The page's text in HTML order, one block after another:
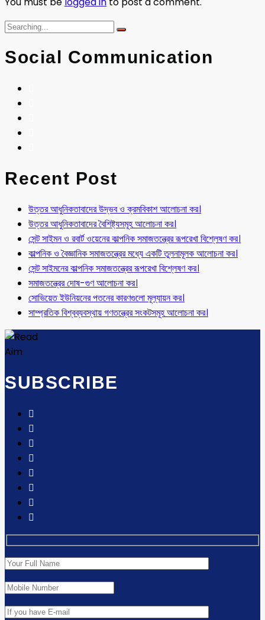
Social Communication
Recent Post
উত্তর আধুনিকতাবাদের উদ্ভব ও ক্রমবিকাশ আলোচনা কর।
উত্তর আধুনিকতাবাদের বৈশিষ্ট্যসমূহ আলোচনা কর।
সেন্ট সাইমন ও রবার্ট ওয়েনের কাল্পনিক সমাজতন্ত্রের রূপরেখা বিশ্লেষণ কর।
কাল্পনিক ও বৈজ্ঞানিক সমাজতন্ত্রের মধ্যে একটি তুলনামূলক আলোচনা কর।
সেন্ট সাইমনের কাল্পনিক সমাজতন্ত্রের রূপরেখা বিশ্লেষণ কর।
সমাজতন্ত্রের দোষ-গুণ আলোচনা কর।
সোভিয়েত ইউনিয়নের পতনের কারণগুলো মূল্যায়ন কর।
সাম্প্রতিক বিশ্বব্যবস্থায় গণতন্ত্রের সংকটসমূহ আলোচনা কর।
SUBSCRIBE